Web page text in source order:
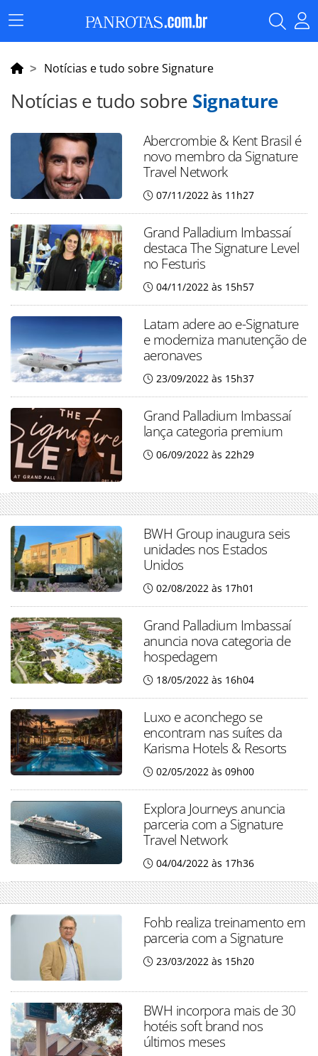
Menu
Principal
Notícias e tudo sobre Signature
Notícias e tudo sobre Signature
Abercrombie & Kent Brasil é
novo membro da Signature
Travel Network
07/11/2022 às 11h27
Grand Palladium Imbassaí
destaca The Signature Level
no Festuris
04/11/2022 às 15h57
Latam adere ao e-Signature
e moderniza manutenção de
aeronaves
23/09/2022 às 15h37
Grand Palladium Imbassaí
lança categoria premium
06/09/2022 às 22h29
BWH Group inaugura seis
unidades nos Estados
Unidos
02/08/2022 às 17h01
Grand Palladium Imbassaí
anuncia nova categoria de
hospedagem
18/05/2022 às 16h04
Luxo e aconchego se
encontram nas suítes da
Karisma Hotels & Resorts
02/05/2022 às 09h00
Explora Journeys anuncia
parceria com a Signature
Travel Network
04/04/2022 às 17h36
Fohb realiza treinamento em
parceria com a Signature
23/03/2022 às 15h20
BWH incorpora mais de 30
hotéis soft brand nos
últimos meses